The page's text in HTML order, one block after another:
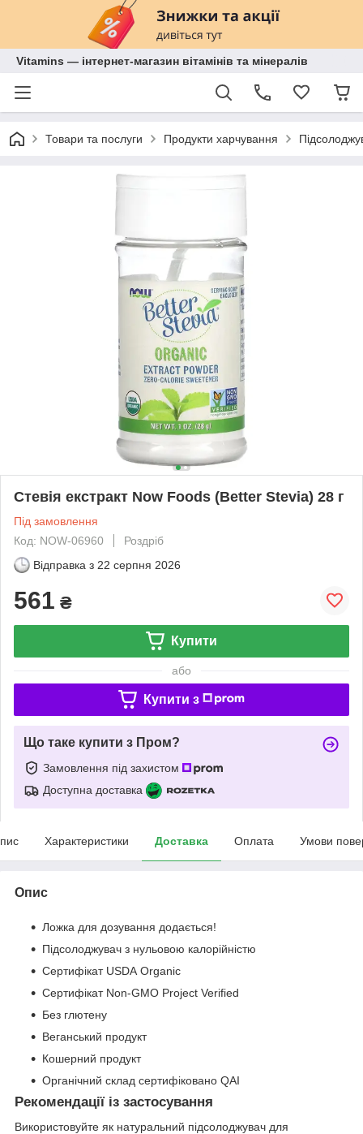
Vitamins — інтернет-магазин вітамінів та мінералів
Товари та послуги Продукти харчування
Стевія екстракт Now Foods (Better Stevia) 28 г
Під замовлення
Код: NOW-06960
Роздріб
Відправка з 22 серпня 2026
561 ₴
Купити
або
Купити з
Що таке купити з Пром?
Замовлення під захистом
Доступна доставка
Характеристики Доставка Оплата Умови
Опис
Ложка для дозування додається!
Підсолоджувач з нульовою калорійністю
Сертифікат USDA Organic
Сертифікат Non-GMO Project Verified
Без глютену
Веганський продукт
Кошерний продукт
Органічний склад сертифіковано QAI
Рекомендації із застосування
Використовуйте як натуральний підсолоджувач для